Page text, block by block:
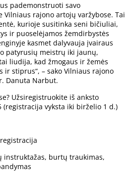
pademonstruoti savo
rajono artojų varžybose. Tai
kurioje susitinka seni bičiuliai,
ir puoselėjamos žemdirbystės
kasmet dalyvauja įvairaus
patyrusių meistrų iki jaunų,
liudija, kad žmogaus ir žemės
ir stiprus“, – sako Vilniaus rajono
Danuta Narbut.
Užsiregistruokite iš anksto
(registracija vyksta iki birželio 1 d.)
instruktažas, burtų traukimas,